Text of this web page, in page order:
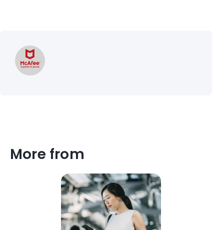
More from